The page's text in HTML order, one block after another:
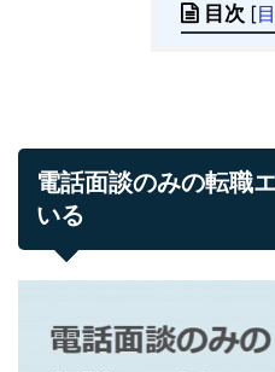
目次 [
電話面談のみの転職
いる